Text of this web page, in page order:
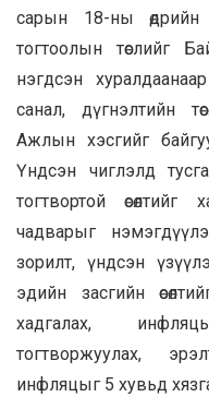
сарын 18-ны
тогтоолын төслийг
нэгдсэн
санал, дүгнэлтийн
Ажлын хэсгийг
Үндсэн чиглэлд
тогтвортой өсөлтийг
чадварыг
зорилт, үндсэн
эдийн засгийн
хадгалах,
тогтворжуулах,
инфляцыг 5 хувьд